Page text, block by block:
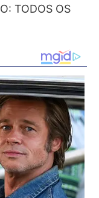
TODOS OS